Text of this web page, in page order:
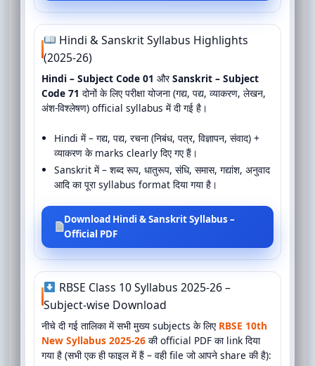
Hindi & Sanskrit Syllabus Highlights
(2025-26)
Hindi – Subject Code 01 औरSanskrit – Subject
Code 71 दोनों के लिए परीक्षा योजना (गद्य, पद्य, व्याकरण, लेखन,
अंश-विश्लेषण) official syllabus में दी गई है।
Hindi में – गद्य, पद्य, रचना (निबंध, पत्र, विज्ञापन, संवाद) +
व्याकरण के marks clearly दिए गए हैं।
Sanskrit में – शब्द रूप, धातुरूप, संधि, समास, गद्यांश, अनुवाद
आदि का पूरा syllabus format दिया गया है।
Download Hindi & Sanskrit Syllabus –
Official PDF
RBSE Class 10 Syllabus 2025-26 –
Subject-wise Download
नीचे दी गई तालिका में सभी मुख्य subjects के लिए RBSE 10th
New Syllabus 2025-26की official PDF का link दिया
गया है (सभी एक ही फाइल में हैं – वही file जो आपने share की है):